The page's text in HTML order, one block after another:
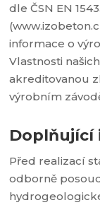
dle ČSN EN
informace o
Vlastnosti
akreditovanou
výrobním
Doplňující
Před realizací
odborně